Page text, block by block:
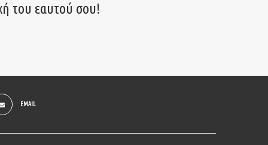
του εαυτού σου!
EMAIL